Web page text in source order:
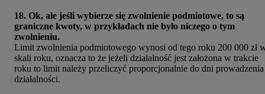
18. Ok, ale jeśli wybierze się zwolnienie podmiotowe, to są
graniczne kwoty, w przykładach nie było niczego o tym
zwolnieniu.
Limit zwolnienia podmiotowego wynosi od tego roku 200 000 zł
skali roku, oznacza to że jeżeli działalność jest założona w trakcie
roku to limit należy przeliczyć proporcjonalnie do dni prowadzenia
działalności.